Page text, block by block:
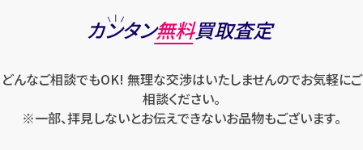
カンタン無料買取査定
どんなご相談でもOK! 無理な交渉はいたしませんのでお気軽にご
相談ください。
※一部、拝見しないとお伝えできないお品物もございます。